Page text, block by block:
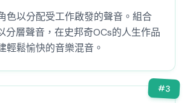
色以分配受工作啟發的聲音。組合
分層聲音，在史邦奇OCs的人生作品
輕鬆愉快的音樂混音。
#3